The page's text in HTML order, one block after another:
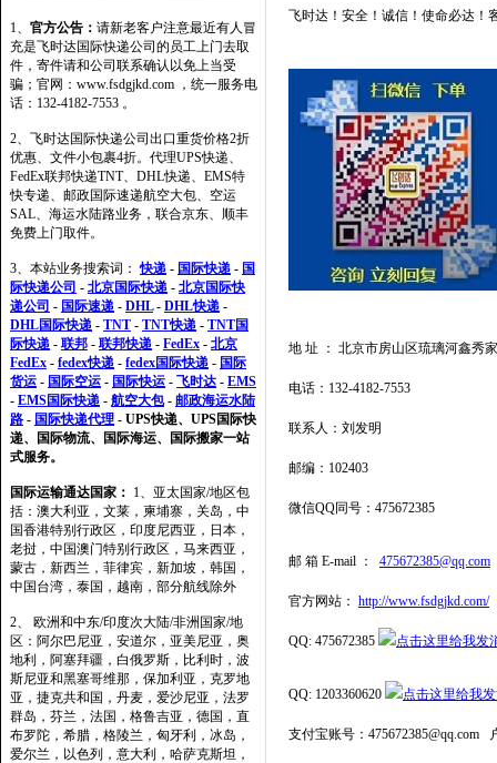
1、 官方公告： 请新老客户注意最近有人冒
充是飞时达国际快递公司的员工上门去取
件，寄件请和公司联系确认以免上当受
骗；官网：www.fsdgjkd.com ，统一服务电
话：132-4182-7553 。
2、飞时达国际快递公司出口重货价格2折
优惠、文件小包裹4折。代理UPS快递、
FedEx联邦快递TNT、DHL快递、EMS特
快专递、邮政国际速递航空大包、空运
SAL、海运水陆路业务，联合京东、顺丰
免费上门取件。
3、本站业务搜索词： 快递 - 国际快递 - 国
际快递公司 - 北京国际快递 - 北京国际快
递公司 - 国际速递 - DHL- DHL快递 -
DHL国际快递 - TNT - TNT快递 - TNT国
际快递 - 联邦 - 联邦快递 - FedEx - 北京
FedEx - fedex快递 - fedex国际快递 - 国际
货运 - 国际空运 - 国际快运 - 飞时达 - EMS
- EMS国际快递 - 航空大包- 邮政海运水陆
路 - 国际快递代理 - UPS快递、UPS国际快
递、国际物流、国际海运、国际搬家一站
式服务。
国际运输通达国家： 1、亚太国家/地区包
括：澳大利亚，文莱，柬埔寨，关岛，中
国香港特别行政区，印度尼西亚，日本，
老挝，中国澳门特别行政区，马来西亚，
蒙古，新西兰，菲律宾，新加坡，韩国，
中国台湾，泰国，越南，部分航线除外
2、 欧洲和中东/印度次大陆/非洲国家/地
区：阿尔巴尼亚，安道尔，亚美尼亚，奥
地利，阿塞拜疆，白俄罗斯，比利时，波
斯尼亚和黑塞哥维那，保加利亚，克罗地
亚，捷克共和国，丹麦，爱沙尼亚，法罗
群岛，芬兰，法国，格鲁吉亚，德国，直
布罗陀，希腊，格陵兰，匈牙利，冰岛，
爱尔兰，以色列，意大利，哈萨克斯坦，
飞时达！安全！诚信！使命必达！
地 址 ： 北京市房山区琉璃河鑫秀
电话：132-4182-7553
联系人：刘发明
邮编：102403
微信QQ同号：475672385
邮 箱 E-mail ： 475672385@qq.com
官方网站： http://www.fsdgjkd.com/
QQ: 475672385
QQ: 1203360620
支付宝账号：475672385@qq.com